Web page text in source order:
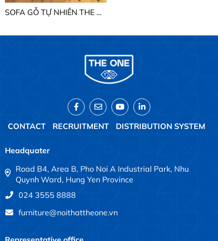
SOFA GỖ TỰ NHIÊN THE ONE SF70
CONTACT RECRUITMENT DISTRIBUTION SYSTEM
Headquater
Road B4, Area B, Pho Noi A Industrial Park, Nhu
Quynh Ward, Hung Yen Province
024 3555 8888
furniture@noithattheone.vn